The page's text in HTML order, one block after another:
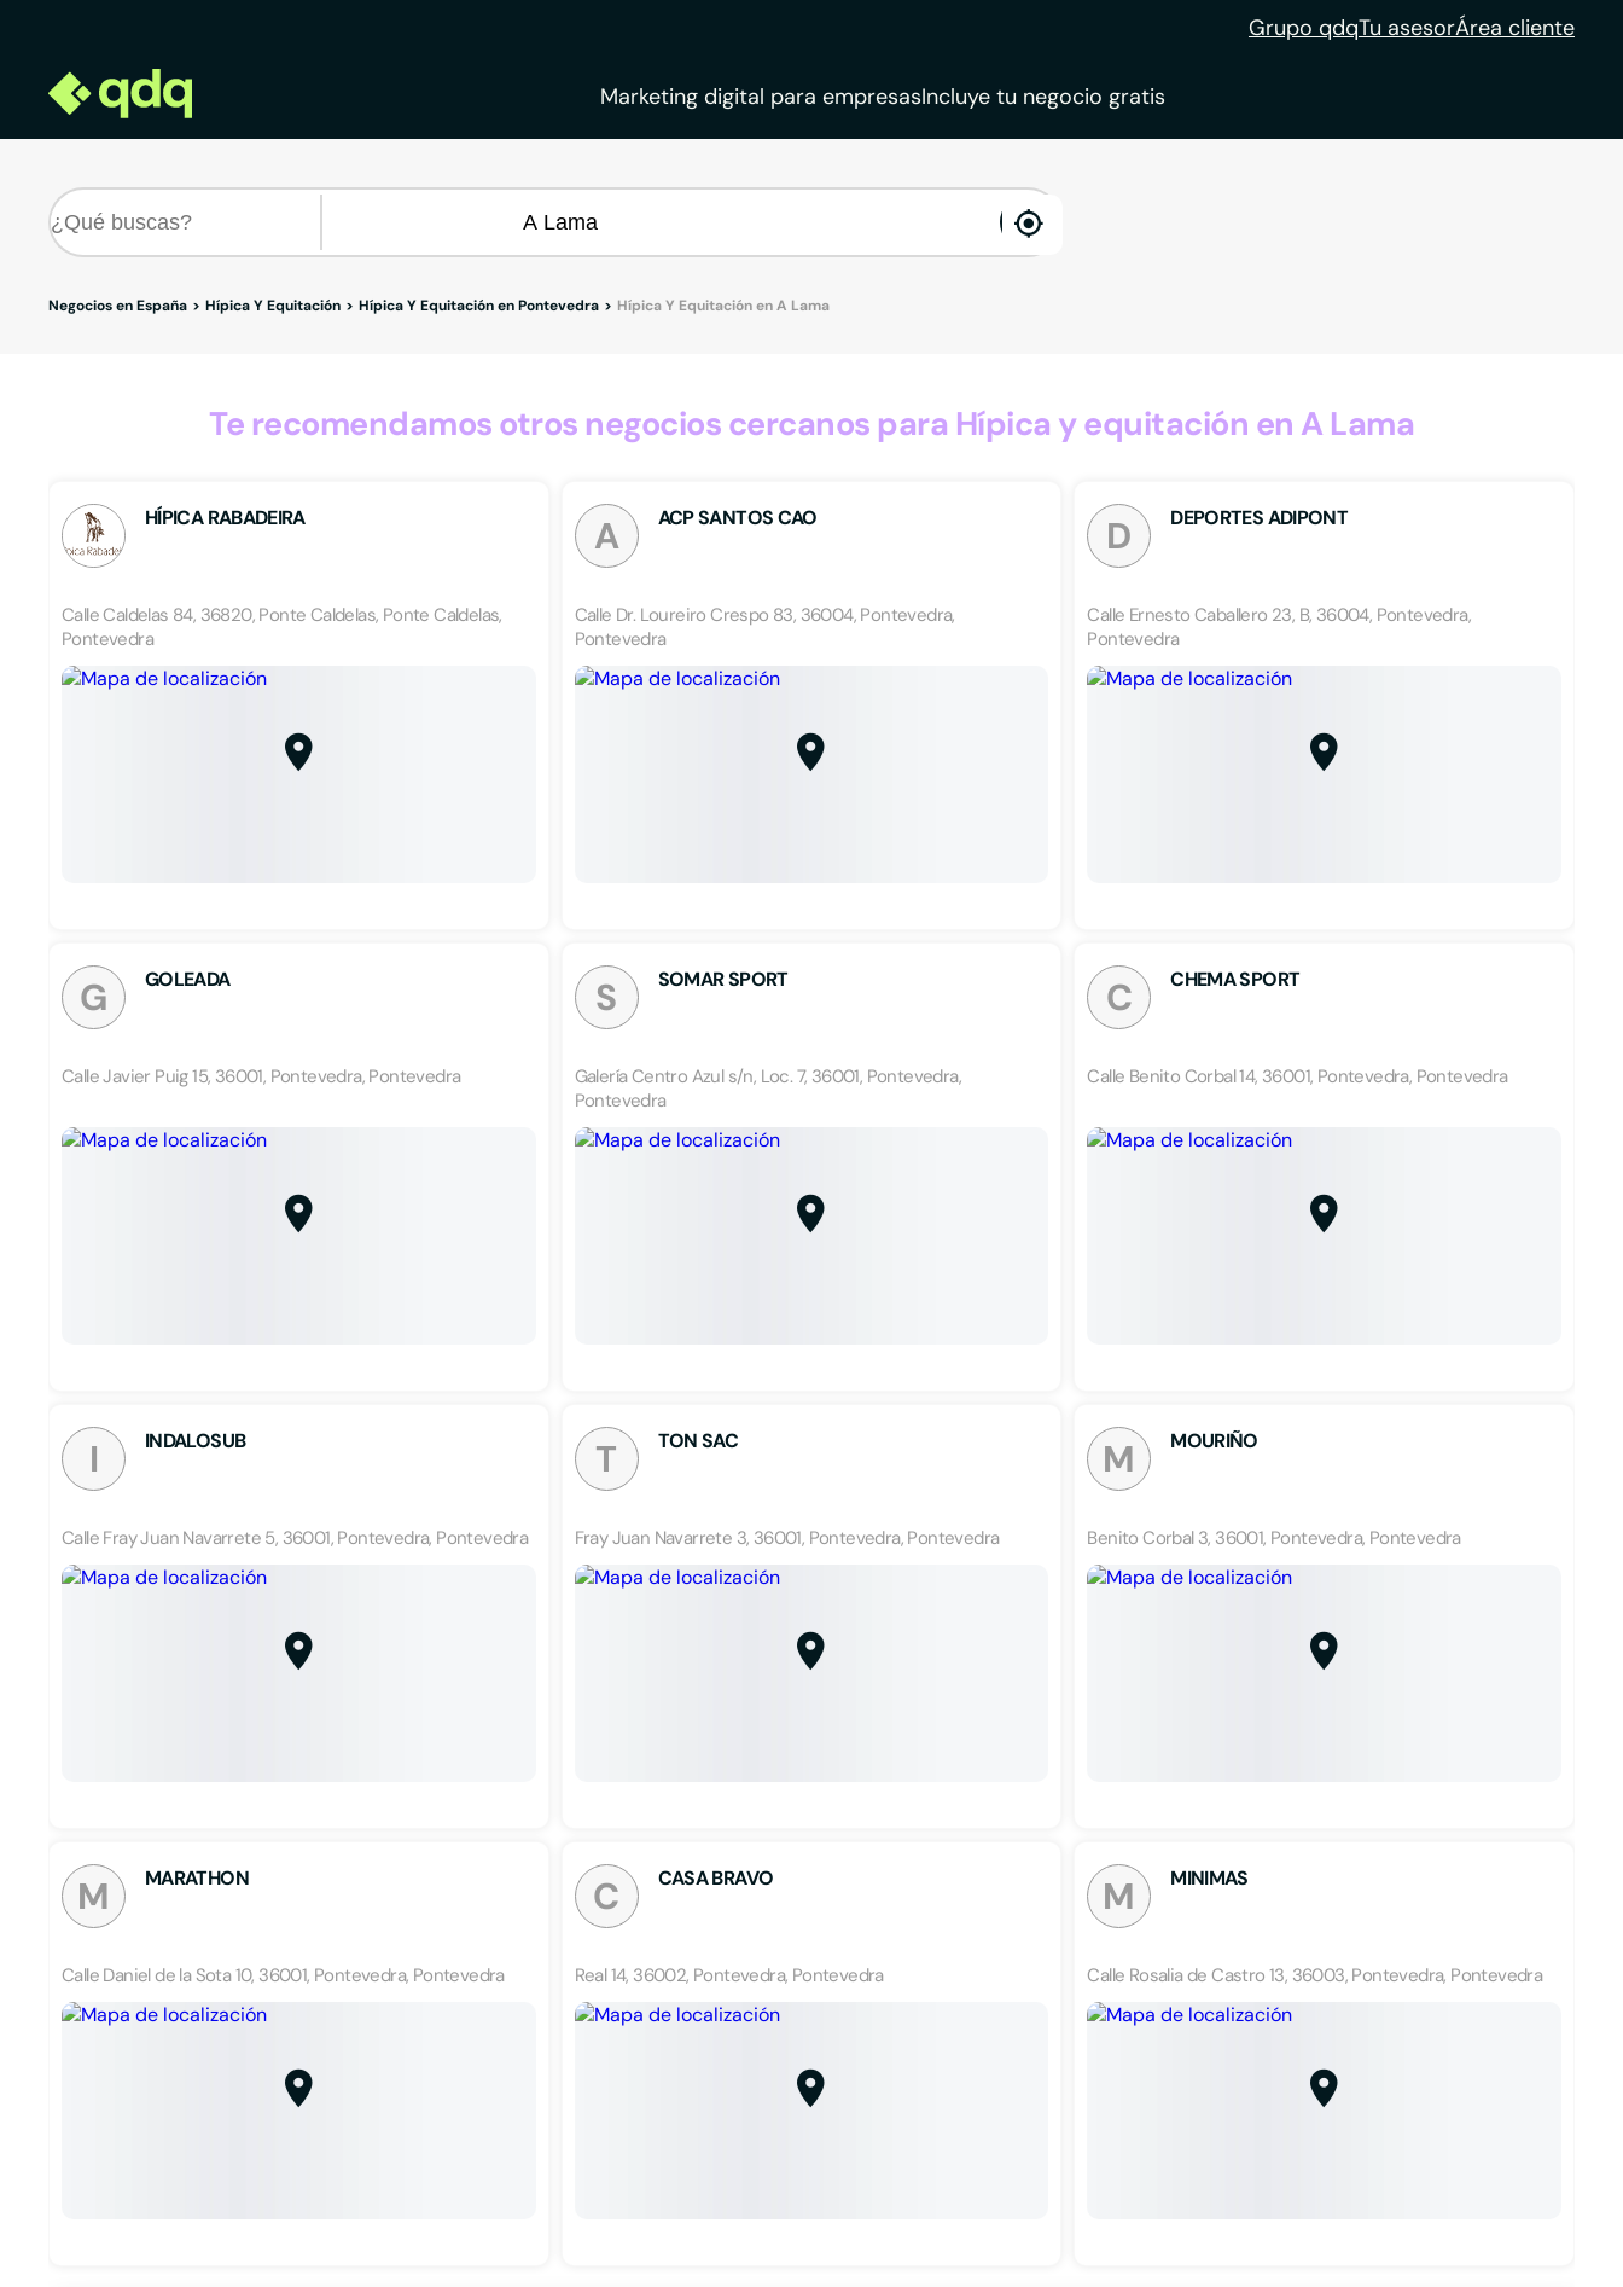
Grupo qdqTu asesorÁrea cliente
Marketing digital para empresasIncluye tu negocio gratis
enable
Negocios en España Hípica Y Equitación Hípica Y Equitación en Pontevedra Hípica Y Equitación en A Lama
Te recomendamos otros negocios cercanos para Hípica y equitación en A Lama
HÍPICA RABADEIRA
Calle Caldelas 84, 36820, Ponte Caldelas, Ponte Caldelas,
Pontevedra
A ACP SANTOS CAO
Calle Dr. Loureiro Crespo 83, 36004, Pontevedra,
Pontevedra
D DEPORTES ADIPONT
Calle Ernesto Caballero 23, B, 36004, Pontevedra,
Pontevedra
G GOLEADA
Calle Javier Puig 15, 36001, Pontevedra, Pontevedra
S SOMAR SPORT
Galería Centro Azul s/n, Loc. 7, 36001, Pontevedra,
Pontevedra
C CHEMA SPORT
Calle Benito Corbal 14, 36001, Pontevedra, Pontevedra
I INDALOSUB
Calle Fray Juan Navarrete 5, 36001, Pontevedra, Pontevedra
T TON SAC
Fray Juan Navarrete 3, 36001, Pontevedra, Pontevedra
M MOURIÑO
Benito Corbal 3, 36001, Pontevedra, Pontevedra
M MARATHON
Calle Daniel de la Sota 10, 36001, Pontevedra, Pontevedra
C CASA BRAVO
Real 14, 36002, Pontevedra, Pontevedra
M MINIMAS
Calle Rosalia de Castro 13, 36003, Pontevedra, Pontevedra